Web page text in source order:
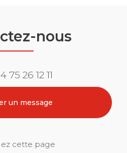
nous
75 26 12 11
un message
cette page